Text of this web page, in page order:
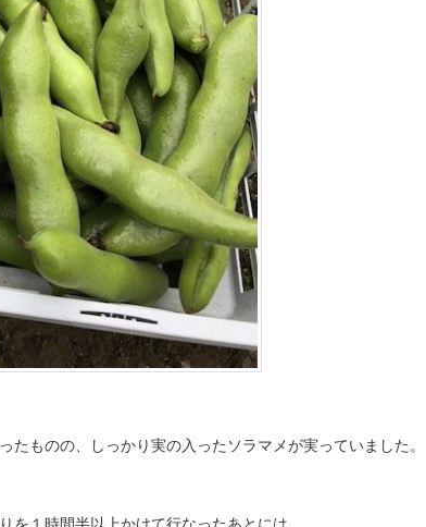
たものの、しっかり実の入ったソラマメが実っていました。